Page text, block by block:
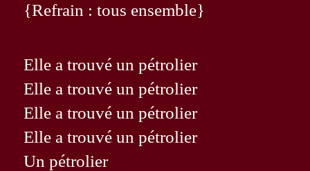
{Refrain : tous ensemble}
Elle a trouvé un pétrolier
Elle a trouvé un pétrolier
Elle a trouvé un pétrolier
Elle a trouvé un pétrolier
Un pétrolier